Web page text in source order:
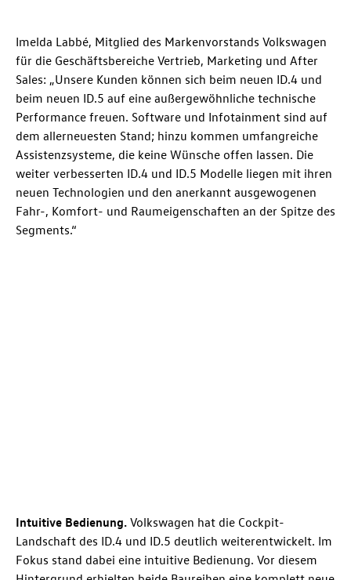
Imelda Labbé, Mitglied des Markenvorstands Volkswagen
für die Geschäftsbereiche Vertrieb, Marketing und After
Sales: „Unsere Kunden können sich beim neuen ID.4 und
beim neuen ID.5 auf eine außergewöhnliche technische
Performance freuen. Software und Infotainment sind auf
dem allerneuesten Stand; hinzu kommen umfangreiche
Assistenzsysteme, die keine Wünsche offen lassen. Die
weiter verbesserten ID.4 und ID.5 Modelle liegen mit ihren
neuen Technologien und den anerkannt ausgewogenen
Fahr-, Komfort- und Raumeigenschaften an der Spitze des
Segments.“
Intuitive Bedienung. Volkswagen hat die Cockpit-
Landschaft des ID.4 und ID.5 deutlich weiterentwickelt. Im
Fokus stand dabei eine intuitive Bedienung. Vor diesem